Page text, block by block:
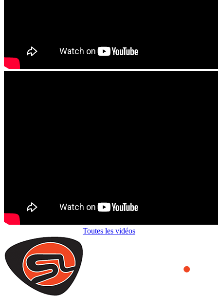
Toutes les vidéos